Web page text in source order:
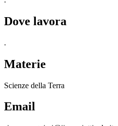
Dove lavora
.
Materie
Scienze della Terra
Email